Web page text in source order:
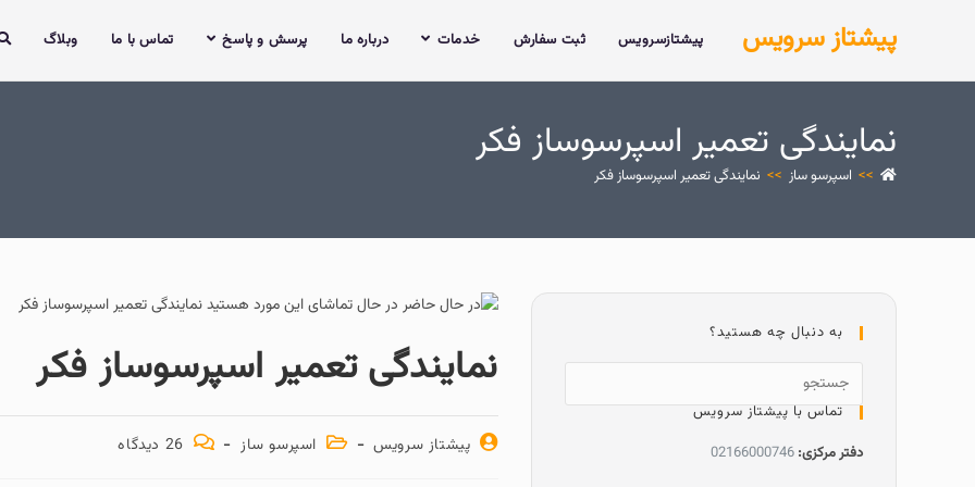
پیشتاز سرویس پیشتازسرویس ثبت سفارش خدمات درباره ما پرسش و پاسخ تماس با ما وبلاگ
نمایندگی تعمیر اسپرسوساز فکر
>> اسپرسو ساز >> نمایندگی تعمیر اسپرسوساز فکر
نمایندگی تعمیر اسپرسوساز فکر
پیشتاز سرویس اسپرسو ساز 26 دیدگاه‌
به دنبال چه هستید؟
تماس با پیشتاز سرویس
دفتر مرکزی: 02166000746